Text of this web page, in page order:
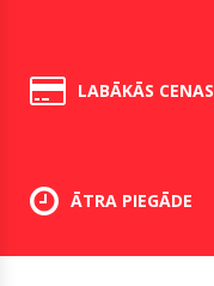
LABĀKĀS CENAS
ĀTRA PIEGĀDE